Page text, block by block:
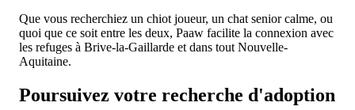
Que vous recherchiez un chiot joueur, un chat senior calme, ou
quoi que ce soit entre les deux, Paaw facilite la connexion avec
les refuges à Brive-la-Gaillarde et dans tout Nouvelle-
Aquitaine.
Poursuivez votre recherche d'adoption